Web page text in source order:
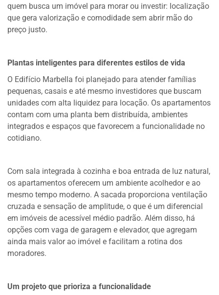
quem busca um imóvel para morar ou investir: localização
que gera valorização e comodidade sem abrir mão do
preço justo.
Plantas inteligentes para diferentes estilos de vida
O Edifício Marbella foi planejado para atender famílias
pequenas, casais e até mesmo investidores que buscam
unidades com alta liquidez para locação. Os apartamentos
contam com uma planta bem distribuída, ambientes
integrados e espaços que favorecem a funcionalidade no
cotidiano.
Com sala integrada à cozinha e boa entrada de luz natural,
os apartamentos oferecem um ambiente acolhedor e ao
mesmo tempo moderno. A sacada proporciona ventilação
cruzada e sensação de amplitude, o que é um diferencial
em imóveis de acessível médio padrão. Além disso, há
opções com vaga de garagem e elevador, que agregam
ainda mais valor ao imóvel e facilitam a rotina dos
moradores.
Um projeto que prioriza a funcionalidade